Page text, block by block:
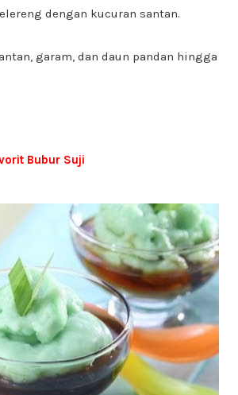
dengan kucuran santan.
garam, dan daun pandan hingga
Bubur Suji